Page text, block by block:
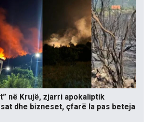
në Krujë, zjarri apokaliptik
dhe bizneset, çfarë la pas beteja